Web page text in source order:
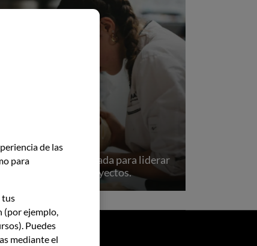
avanzada para liderar
cocinas, equipos y proyectos.
de las
para
tus
(por ejemplo,
Puedes
mediante el